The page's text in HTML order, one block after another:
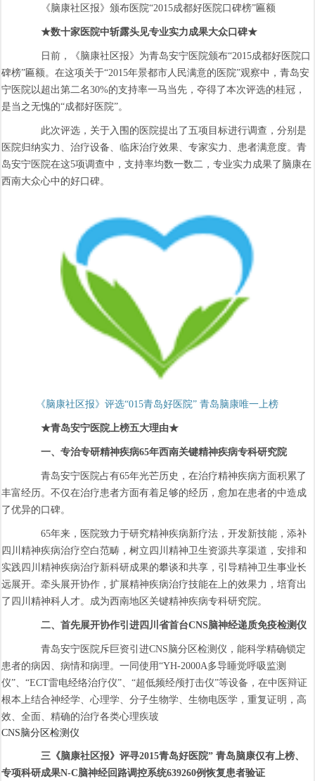
《脑康社区报》颁布医院“2015成都好医院口碑榜”匾额
★数十家医院中斩露头见专业实力成果大众口碑★
日前，《脑康社区报》为青岛安宁医院颁布“2015成都好医院口
碑榜”匾额。在这项关于“2015年景都市人民满意的医院”观察中，青岛安
宁医院以超出第二名30%的支持率一马当先，夺得了本次评选的桂冠，
是当之无愧的“成都好医院”。
此次评选，关于入围的医院提出了五项目标进行调查，分别是
医院归纳实力、治疗设备、临床治疗效果、专家实力、患者满意度。青
岛安宁医院在这5项调查中，支持率均数一数二，专业实力成果了脑康在
西南大众心中的好口碑。
《脑康社区报》评选“015青岛好医院” 青岛脑康唯一上榜
★青岛安宁医院上榜五大理由★
一、专治专研精神疾病65年西南关键精神疾病专科研究院
青岛安宁医院占有65年光芒历史，在治疗精神疾病方面积累了
丰富经历。不仅在治疗患者方面有着足够的经历，愈加在患者的中造成
了优异的口碑。
65年来，医院致力于研究精神疾病新疗法，开发新技能，添补
四川精神疾病治疗空白范畴，树立四川精神卫生资源共享渠道，安排和
实践四川精神疾病治疗新科研成果的攀谈和共享，引导精神卫生事业长
远展开。牵头展开协作，扩展精神疾病治疗技能在上的效果力，培育出
了四川精神科人才。成为西南地区关键精神疾病专科研究院。
二、首先展开协作引进四川省首台CNS脑神经递质免疫检测仪
青岛安宁医院斥巨资引进CNS脑分区检测仪，能科学精确锁定
患者的病因、病情和病理。一同使用“YH-2000A多导睡觉呼吸监测
仪”、“ECT雷电经络治疗仪”、“超低频经颅打击仪”等设备，在中医辩证
根本上结合神经学、心理学、分子生物学、生物电医学，重复证明，高
效、全面、精确的治疗各类心理疾玻
CNS脑分区检测仪
三《脑康社区报》评寻2015青岛好医院” 青岛脑康仅有上榜、
专项科研成果N-C脑神经回路调控系统639260例恢复患者验证